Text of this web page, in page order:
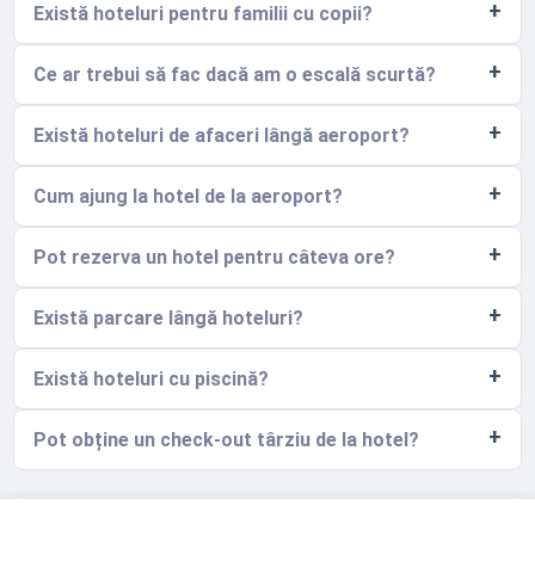
Există hoteluri pentru familii cu copii?
Ce ar trebui să fac dacă am o escală scurtă?
Există hoteluri de afaceri lângă aeroport?
Cum ajung la hotel de la aeroport?
Pot rezerva un hotel pentru câteva ore?
Există parcare lângă hoteluri?
Există hoteluri cu piscină?
Pot obține un check-out târziu de la hotel?